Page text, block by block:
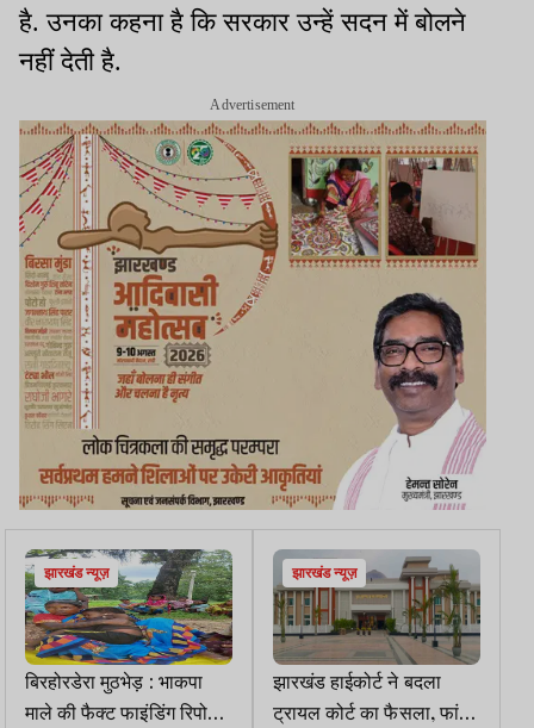
है. उनका कहना है कि सरकार उन्हें सदन में बोलने
नहीं देती है.
Advertisement
झारखंड न्यूज़
बिरहोरडेरा मुठभेड़ : भाकपा
माले की फैक्ट फाइंडिंग रिपोर्ट,
झारखंड न्यूज़
झारखंड हाईकोर्ट ने बदला
ट्रायल कोर्ट का फैसला, फांसी